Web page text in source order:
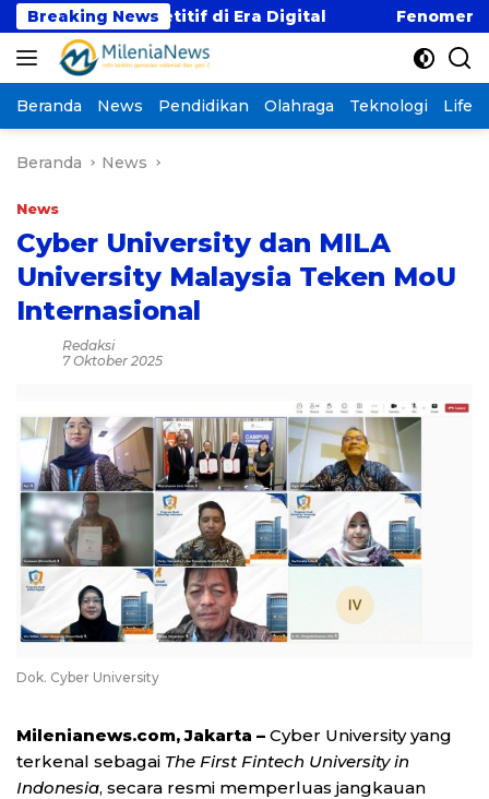
Langsung
ke
konten
Breaking News
Kompetitif di Era Digital Fenomena “Kabur
Beranda News Pendidikan Olahraga Teknologi
Beranda News
News
Cyber University dan MILA
University Malaysia Teken MoU
Internasional
Redaksi
7 Oktober 2025
Dok. Cyber University
Milenianews.com, Jakarta – Cyber University yang
terkenal sebagai The First Fintech University in
Indonesia, secara resmi memperluas jangkauan